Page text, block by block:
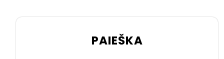
PAIEŠKA